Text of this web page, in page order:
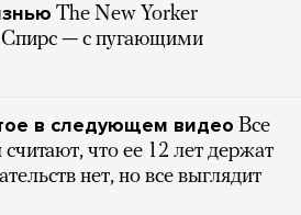
The New Yorker
Спирс — с пугающими
в следующем видео Все
что ее 12 лет держат
нет, но все выглядит